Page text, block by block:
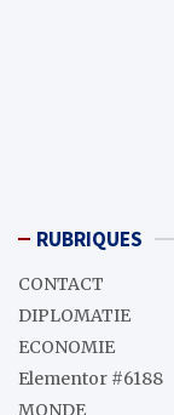
RUBRIQUES
CONTACT
DIPLOMATIE
ECONOMIE
Elementor #6188
MONDE